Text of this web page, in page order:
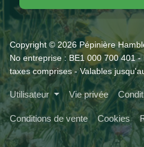
Copyright © 2026 Pépinière
No entreprise : BE1 000 700 401
taxes comprises - Valables
Utilisateur Vie privée
Conditions de vente Cookies